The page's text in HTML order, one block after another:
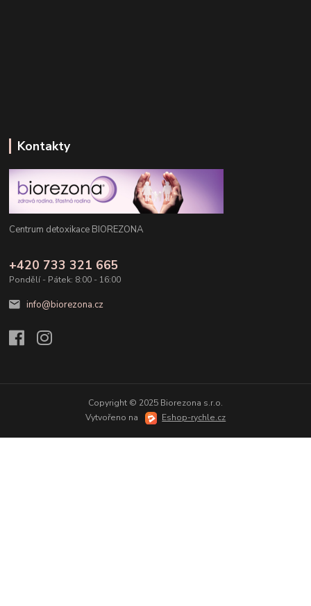
Kontakty
Centrum detoxikace BIOREZONA
+420 733 321 665
Pondělí - Pátek: 8:00 - 16:00
info@biorezona.cz
Copyright © 2025 Biorezona s.r.o.
Vytvořeno na
Eshop-rychle.cz